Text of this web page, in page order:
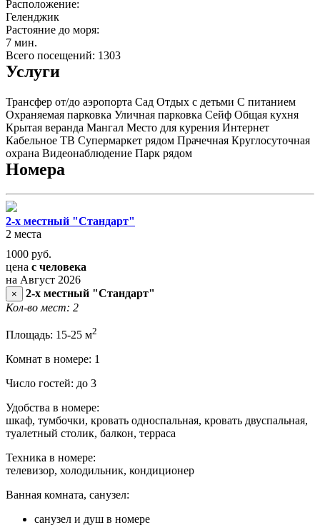
Расположение:
Геленджик
Растояние до моря:
7 мин.
Всего посещений: 1303
Услуги
Трансфер от/до аэропорта Сад Отдых с детьми С питанием
Охраняемая парковка Уличная парковка Сейф Общая кухня
Крытая веранда Мангал Место для курения Интернет
Кабельное ТВ Супермаркет рядом Прачечная Круглосуточная
охрана Видеонаблюдение Парк рядом
Номера
2-х местный "Стандарт"
2 места
1000 руб.
цена с человека
на Август 2026
×
2-х местный "Стандарт"
Кол-во мест: 2
Площадь: 15-25 м2
Комнат в номере: 1
Число гостей: до 3
Удобства в номере:
шкаф, тумбочки, кровать односпальная, кровать двуспальная,
туалетный столик, балкон, терраса
Техника в номере:
телевизор, холодильник, кондиционер
Ванная комната, санузел:
санузел и душ в номере